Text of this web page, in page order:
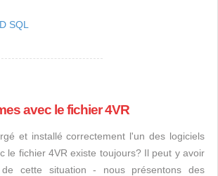
SQL
avec le fichier 4VR
et installé correctement l'un des logiciels
le fichier 4VR existe toujours? Il peut y avoir
de cette situation - nous présentons des